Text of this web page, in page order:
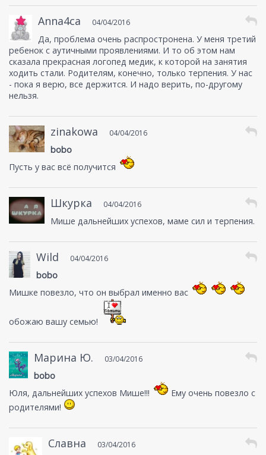
Anna4ca 04/04/2016
Да, проблема очень распростронена. У меня третий
ребенок с аутичными проявлениями. И то об этом нам
сказала прекрасная логопед медик, к которой на занятия
ходить стали. Родителям, конечно, только терпения. У нас
- пока я верю, все держится. И надо верить, по-другому
нельзя.
zinakowa 04/04/2016
bobo
Пусть у вас всё получится
Шкурка 04/04/2016
Мише дальнейших успехов, маме сил и терпения.
Wild 04/04/2016
bobo
Мишке повезло, что он выбрал именно вас
обожаю вашу семью!
Марина Ю. 03/04/2016
bobo
Юля, дальнейших успехов Мише!!!
Ему очень повезло с
родителями!
Славна 03/04/2016